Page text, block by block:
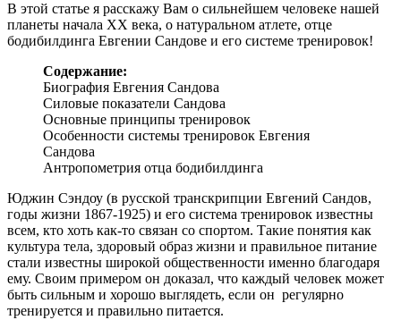
В этой статье я расскажу Вам о сильнейшем человеке нашей
планеты начала XX века, о натуральном атлете, отце
бодибилдинга Евгении Сандове и его системе тренировок!
Содержание:
Биография Евгения Сандова
Силовые показатели Сандова
Основные принципы тренировок
Особенности системы тренировок Евгения
Сандова
Антропометрия отца бодибилдинга
Юджин Сэндоу (в русской транскрипции Евгений Сандов,
годы жизни 1867-1925) и его система тренировок известны
всем, кто хоть как-то связан со спортом. Такие понятия как
культура тела, здоровый образ жизни и правильное питание
стали известны широкой общественности именно благодаря
ему. Своим примером он доказал, что каждый человек может
быть сильным и хорошо выглядеть, если он регулярно
тренируется и правильно питается.